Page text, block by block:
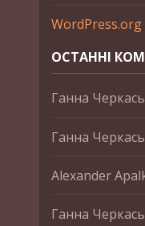
WordPress.org
ОСТАННІ
Ганна
Ганна
Alexander
Ганна